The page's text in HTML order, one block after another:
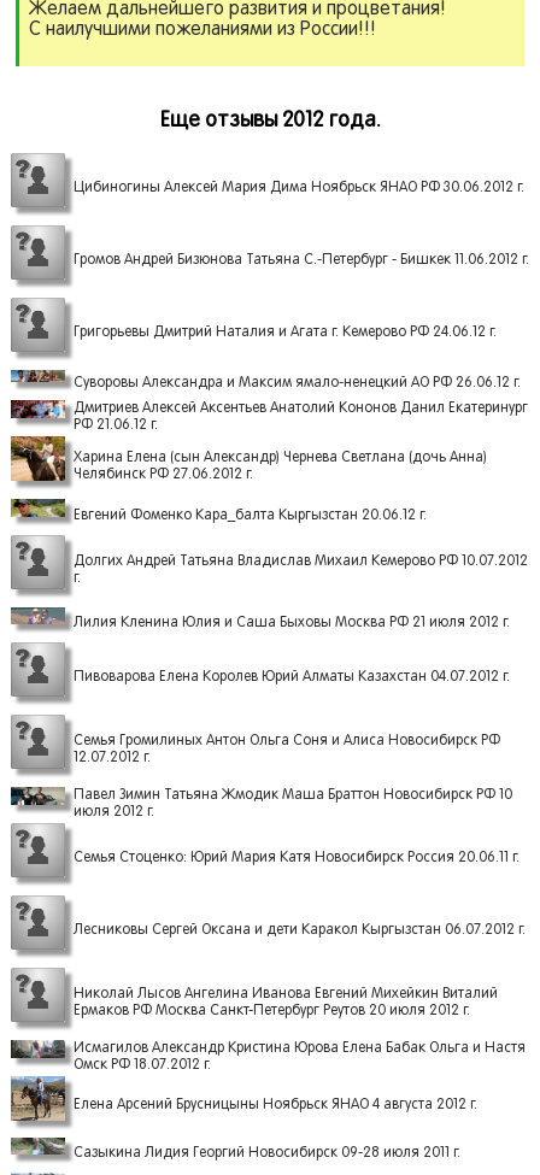
Желаем дальнейшего развития и процветания!
С наилучшими пожеланиями из России!!!
Еще отзывы 2012 года.
Цибиногины Алексей Мария Дима Ноябрьск ЯНАО РФ 30.06.2012 г.
Громов Андрей Бизюнова Татьяна С.-Петербург - Бишкек 11.06.2012 г.
Григорьевы Дмитрий Наталия и Агата г. Кемерово РФ 24.06.12 г.
Суворовы Александра и Максим ямало-ненецкий АО РФ 26.06.12 г.
Дмитриев Алексей Аксентьев Анатолий Кононов Данил Екатеринург
РФ 21.06.12 г.
Харина Елена (сын Александр) Чернева Светлана (дочь Анна)
Челябинск РФ 27.06.2012 г.
Евгений Фоменко Кара_балта Кыргызстан 20.06.12 г.
Долгих Андрей Татьяна Владислав Михаил Кемерово РФ 10.07.2012
г.
Лилия Кленина Юлия и Саша Быховы Москва РФ 21 июля 2012 г.
Пивоварова Елена Королев Юрий Алматы Казахстан 04.07.2012 г.
Семья Громилиных Антон Ольга Соня и Алиса Новосибирск РФ
12.07.2012 г.
Павел Зимин Татьяна Жмодик Маша Браттон Новосибирск РФ 10
июля 2012 г.
Семья Стоценко: Юрий Мария Катя Новосибирск Россия 20.06.11 г.
Лесниковы Сергей Оксана и дети Каракол Кыргызстан 06.07.2012 г.
Николай Лысов Ангелина Иванова Евгений Михейкин Виталий
Ермаков РФ Москва Санкт-Петербург Реутов 20 июля 2012 г.
Исмагилов Александр Кристина Юрова Елена Бабак Ольга и Настя
Омск РФ 18.07.2012 г.
Елена Арсений Брусницыны Ноябрьск ЯНАО 4 августа 2012 г.
Cазыкина Лидия Георгий Новосибирск 09-28 июля 2011 г.